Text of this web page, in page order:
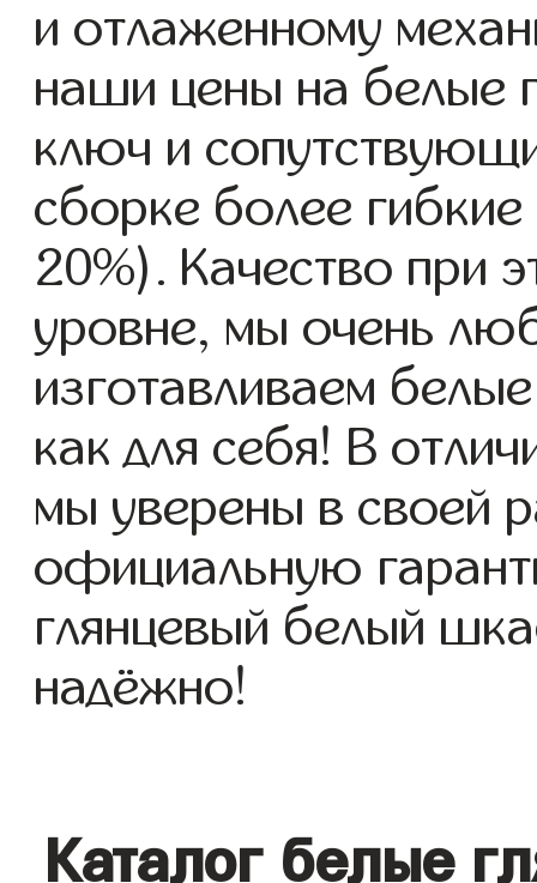
и отлаженному
наши цены на белые
ключ и
сборке более
20%). Качество при
уровне, мы очень
изготавливаем
как для себя! В
мы уверены в своей
официальную
глянцевый белый
надёжно!
Каталог белые